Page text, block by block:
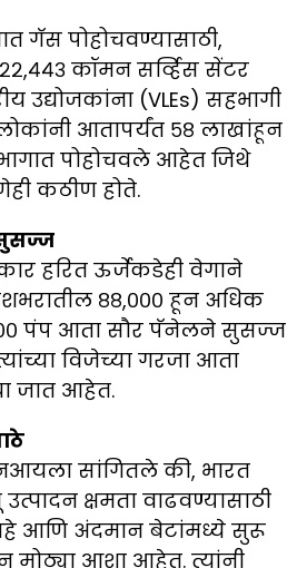
गॅस पोहोचवण्यासाठी,
कॉमन सर्व्हिस सेंटर
उद्योजकांना (VLEs) सहभागी
आतापर्यंत ५८ लाखांहून
पोहोचवले आहेत जिथे
कठीण होते.
हरित ऊर्जेकडेही वेगाने
८८,००० हून अधिक
पंप आता सौर पॅनेलने सुसज्ज
विजेच्या गरजा आता
जात आहेत.
सांगितले की, भारत
क्षमता वाढवण्यासाठी
आणि अंदमान बेटांमध्ये सुरू
आशा आहेत. त्यांनी